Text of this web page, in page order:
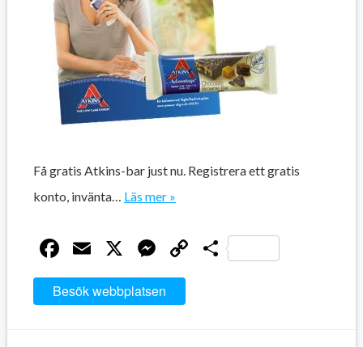
Få gratis Atkins-bar just nu. Registrera ett gratis
konto, invänta… Läs mer »
Facebook
Email
X Messenger
CopyDela
Besök webbplatsen